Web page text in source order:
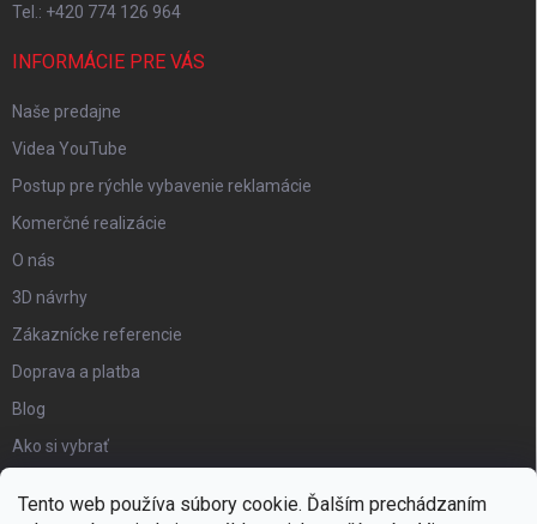
Tento web používa súbory cookie. Ďalším prechádzaním
Tel.: +420 774 126 964
INFORMÁCIE PRE VÁS
Naše predajne
Videa YouTube
Postup pre rýchle vybavenie reklamácie
Komerčné realizácie
O nás
3D návrhy
Zákaznícke referencie
Doprava a platba
Blog
Ako si vybrať